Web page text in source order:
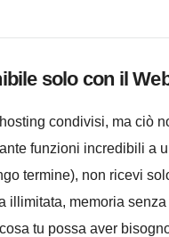
solo con il
condivisi, ma ciò
funzioni incredibili a
termine), non ricevi
illimitata, memoria
tu possa aver